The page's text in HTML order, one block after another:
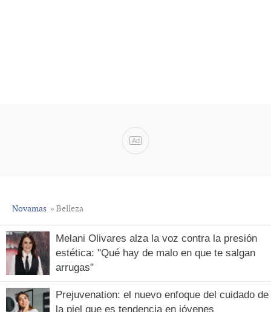
Ad
Novamas » Belleza
Melani Olivares alza la voz contra la presión
estética: "Qué hay de malo en que te salgan
arrugas"
Prejuvenation: el nuevo enfoque del cuidado de
la piel que es tendencia en jóvenes